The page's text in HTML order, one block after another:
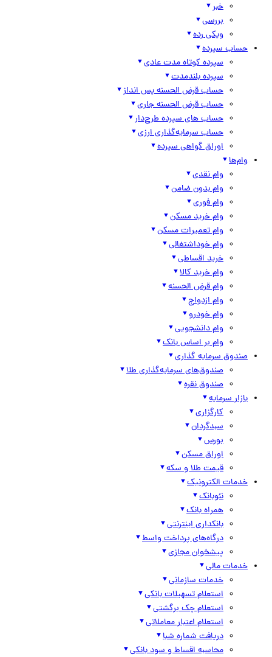
خبر
بررسی
ویکی رده
حساب سپرده
سپرده کوتاه مدت عادی
سپرده بلندمدت
حساب قرض الحسنه پس انداز
حساب قرض الحسنه جاری
حساب های سپرده طرح‌دار
حساب سرمایه‌گذاری ارزی
اوراق گواهی سپرده
وام‌ها
وام نقدی
وام بدون ضامن
وام فوری
وام خرید مسکن
وام تعمیرات مسکن
وام خوداشتغالی
خرید اقساطی
وام خرید کالا
وام قرض الحسنه
وام ازدواج
وام خودرو
وام دانشجویی
وام بر اساس بانک
صندوق سرمایه گذاری
صندوق‌های سرمایه‌گذاری طلا
صندوق نقره
بازار سرمایه
کارگزاری
سبدگردان
بورس
اوراق مسکن
قیمت طلا و سکه
خدمات الکترونیک
نئوبانک
همراه بانک
بانکداری اینترنتی
درگاه‌های پرداخت واسط
پیشخوان مجازی
خدمات مالی
خدمات سازمانی
استعلام تسهیلات بانکی
استعلام چک برگشتی
استعلام اعتبار معاملاتی
دریافت شماره شبا
محاسبه اقساط و سود بانکی